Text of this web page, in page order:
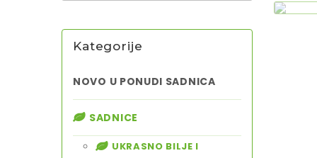
Kategorije
NOVO U PONUDI SADNICA
SADNICE
UKRASNO BILJE I